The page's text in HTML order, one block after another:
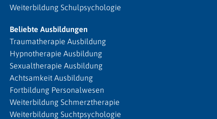
Weiterbildung Schulpsychologie
Beliebte Ausbildungen
Traumatherapie Ausbildung
Hypnotherapie Ausbildung
Sexualtherapie Ausbildung
Achtsamkeit Ausbildung
Fortbildung Personalwesen
Weiterbildung Schmerztherapie
Weiterbildung Suchtpsychologie